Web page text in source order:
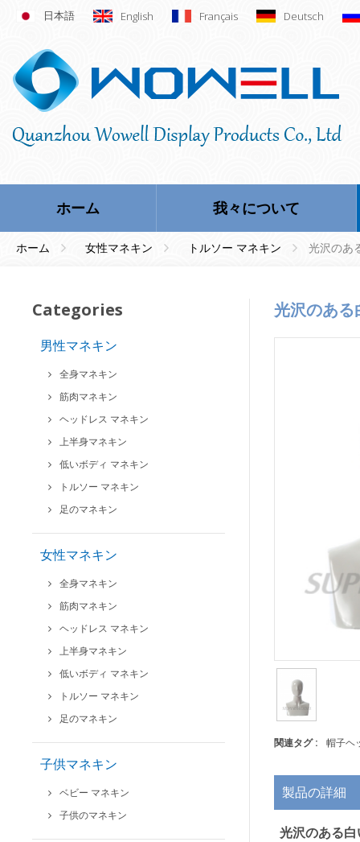
日本語 English Français Deutsch
ホーム 我々について
ホーム 女性マネキン トルソー マネキン 光沢のあ
Categories
男性マネキン
全身マネキン
筋肉マネキン
ヘッドレス マネキン
上半身マネキン
低いボディ マネキン
トルソー マネキン
足のマネキン
女性マネキン
全身マネキン
筋肉マネキン
ヘッドレス マネキン
上半身マネキン
低いボディ マネキン
トルソー マネキン
足のマネキン
子供マネキン
ベビー マネキン
子供のマネキン
光沢のあ
関連タグ : 帽子ヘ
製品の詳細
光沢のある